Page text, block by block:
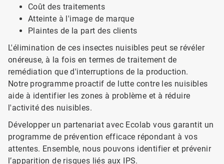
Coût des traitements
Atteinte à l'image de marque
Plaintes de la part des clients
L'élimination de ces insectes nuisibles peut se révéler
onéreuse, à la fois en termes de traitement de
remédiation que d'interruptions de la production.
Notre programme proactif de lutte contre les nuisibles
aide à identifier les zones à problème et à réduire
l'activité des nuisibles.
Développer un partenariat avec Ecolab vous garantit un
programme de prévention efficace répondant à vos
attentes. Ensemble, nous pouvons identifier et prévenir
l’apparition de risques liés aux IPS.